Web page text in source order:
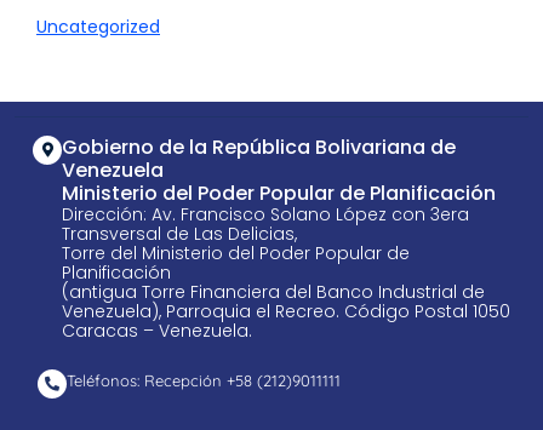
Uncategorized
Gobierno de la República Bolivariana de
Venezuela
Ministerio del Poder Popular de Planificación
Dirección: Av. Francisco Solano López con 3era
Transversal de Las Delicias,
Torre del Ministerio del Poder Popular de
Planificación
(antigua Torre Financiera del Banco Industrial de
Venezuela), Parroquia el Recreo. Código Postal 1050
Caracas – Venezuela.
Teléfonos: Recepción +58 ​(212)9011111